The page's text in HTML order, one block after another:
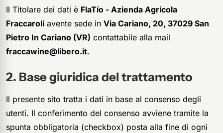
Il Titolare dei dati è FlaTío - Azienda Agricola
Fraccaroli avente sede in Via Cariano, 20, 37029 San
Pietro In Cariano (VR) contattabile alla mail
fraccawine@libero.it.
Base giuridica del trattamento
Il presente sito tratta i dati in base al consenso degli
utenti. Il conferimento del consenso avviene tramite la
spunta obbligatoria (checkbox) posta alla fine di ogni